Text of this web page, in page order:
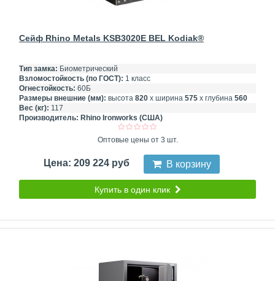
Сейф Rhino Metals KSB3020E BEL Kodiak®
Тип замка: Биометрический
Взломостойкость (по ГОСТ): 1 класс
Огнестойкость: 60Б
Размеры внешние (мм): высота 820 х ширина 575 х глубина 560
Вес (кг): 117
Производитель: Rhino Ironworks (США)
Оптовые цены от 3 шт.
Цена: 209 224 руб В корзину
Купить в один клик